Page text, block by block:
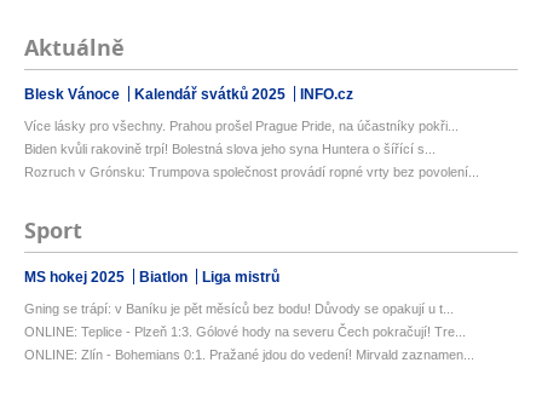
Aktuálně
Blesk Vánoce Kalendář svátků 2025 INFO.cz
Více lásky pro všechny. Prahou prošel Prague Pride, na účastníky pokři...
Biden kvůli rakovině trpí! Bolestná slova jeho syna Huntera o šířící s...
Rozruch v Grónsku: Trumpova společnost provádí ropné vrty bez povolení...
Sport
MS hokej 2025 Biatlon Liga mistrů
Gning se trápí: v Baníku je pět měsíců bez bodu! Důvody se opakují u t...
ONLINE: Teplice - Plzeň 1:3. Gólové hody na severu Čech pokračují! Tre...
ONLINE: Zlín - Bohemians 0:1. Pražané jdou do vedení! Mirvald zaznamen...